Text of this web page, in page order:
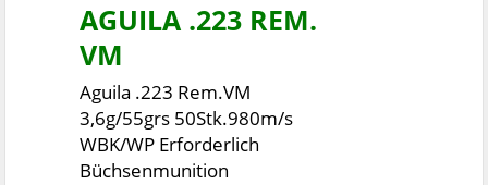
AGUILA .223 REM.
VM
Aguila .223 Rem.VM
3,6g/55grs 50Stk.980m/s
WBK/WP Erforderlich
Büchsenmunition